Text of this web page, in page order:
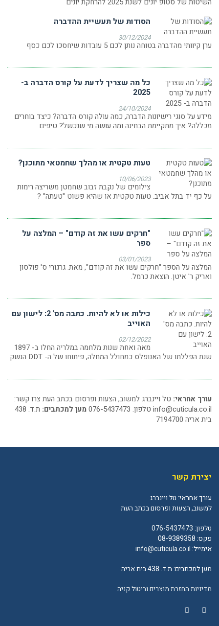
הסודות של תעשיית ההדברה
30/12/2024
ערן קיוותי מהדברה בטוחה נותן לכם 5 עובדות שיחסכו לכם כסף
כל מה שצריך לדעת על קורס הדברה ב-
2025
24/10/2024
מידע על סוגי רישיונות הדברה, כמה עולה קורס הדברה? כיצד בוחרים
מכללה? איך מתקיימת הבחינה ומה עושה מי שנכשל? טיפים
טעות טקטית או מהלך שחמטאי מתוכנן?
10/06/2023
צילומים של נקבת זבוב שחמטן משריצה רימות
על כף יד בתל אביב. טעות טקטית או שהיא פשוט "טעתה" ?
"חרקים עשו את זה קודם" – המלצה על
ספר
03/01/2023
המלצה על הספר "חרקים עשו את זה קודם", מאת: גרגורי ס' פולסון
ואריק ר' איטן. הוצאת כרמל.
כילות או לא להיות. כתבה מס' 2: לישון עם
האוייב
02/12/2022
מאה ואחת שנות מלחמה במלריה החלו ב- 1897
שנת הפללתו של האנופלס כמחולל המחלה, פיתוחו של ה- DDT הנשק
עורך אחראי: טל ויינברג למשוב, הצעות ופרסום בכתב העת צרו קשר:
info@cuticula.co.il טלפון: 076-5437473 מען למכתבים:
ת.ד. 438
בית אריה 7194700
יצירת קשר
עורך אחראי: טל ויינברג
למשוב, הצעות ופרסום בכתב העת
טלפון:076-5437473
פקס: 08-9389358
אימייל:info@cuticula.co.il
מען למכתבים: ת.ד. 438 בית אריה
מדיניות החזרת מוצרים וביטול קניה